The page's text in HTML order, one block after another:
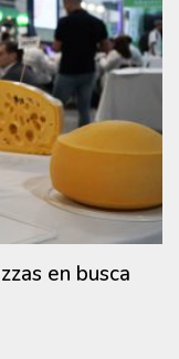
en busca